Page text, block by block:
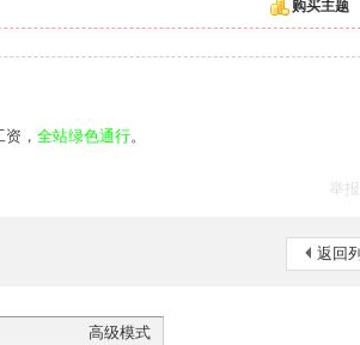
购买主题
， 全站绿色通行。
举报
返回
高级模式